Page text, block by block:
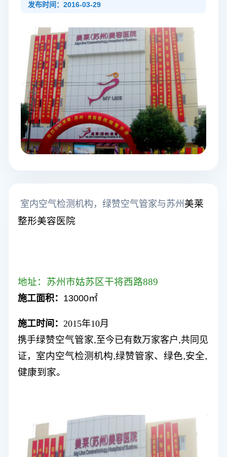
发布时间：2016-03-29
室内空气检测机构，绿赞空气管家与苏州 美莱
整形美容医院
地址：苏州市姑苏区干将西路889
施工面积： 13000㎡
施工时间： 2015年10月
携手绿赞空气管家,至今已有数万家客户,共同见
证， 室内空气检测机构,绿赞管家、绿色,安全,
健康到家。